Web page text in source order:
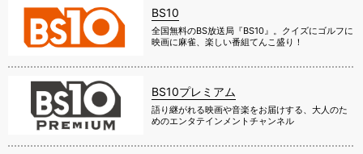
BS10
全国無料のBS放送局『BS10』。クイズにゴルフに
映画に麻雀、楽しい番組てんこ盛り！
BS10プレミアム
語り継がれる映画や音楽をお届けする、大人のた
めのエンタテインメントチャンネル